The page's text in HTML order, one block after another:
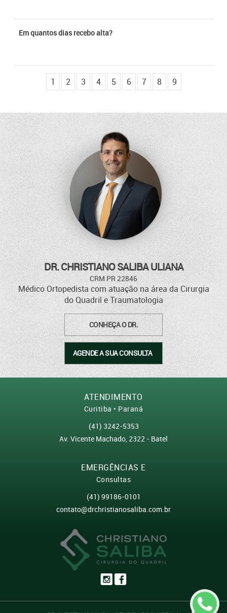
Em quantos dias recebo alta?
O que esta prótese tem de diferente?
Causas de bursite no quadril
Apresentação de aula na Sociedade Brasileira de Quadril
O QUE FAZER SE UM FAMILIAR QUEBRAR O QUADRIL
EADTrauma WORLD MEETING foi um sucesso
World Meeting - Módulo 4
EADTrauma WORLD MEETING acontece nesta semana
LIVE - Tratamento da artrose no quadril e joelho durante a
Quedas em casa são os acidentes mais comuns entre os
O esporte pode machucar o quadril??
O atendimento médico dentro do campo de futebol
1 2 3 4 5 6 7 8 9
DR. CHRISTIANO SALIBA ULIANA
CRM PR 22846
Médico Ortopedista com atuação na área da Cirurgia
do Quadril e Traumatologia
CONHEÇA O DR.
AGENDE A SUA CONSULTA
ATENDIMENTO
Curitiba • Paraná
(41) 3242-5353
Av. Vicente Machado, 2322 - Batel
EMERGÊNCIAS E
Consultas
(41) 99186-0101
contato@drchristianosaliba.com.br